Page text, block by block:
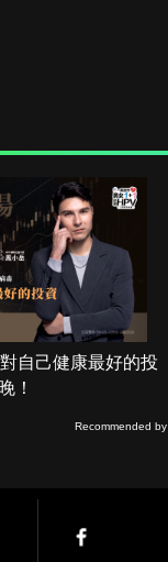
自己健康最好的投
！
Recommended by